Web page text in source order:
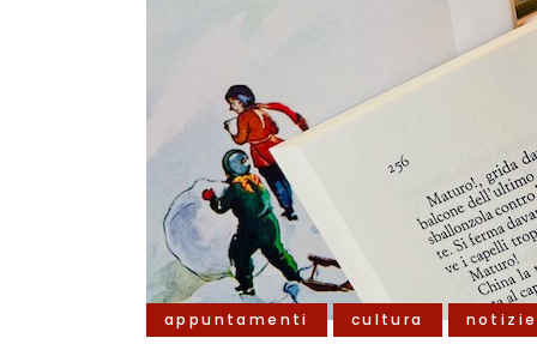
appuntamenti cultura notizie